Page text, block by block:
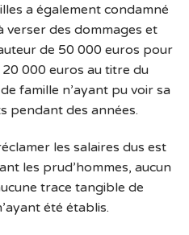
a également condamné
verser des dommages et
de 50 000 euros pour
000 euros au titre du
famille n’ayant pu voir sa
pendant des années.
les salaires dus est
les prud’hommes, aucun
trace tangible de
été établis.